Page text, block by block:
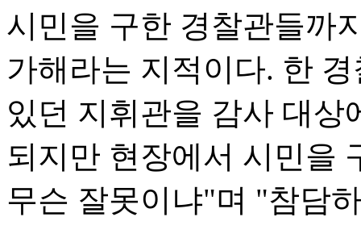
시민을 구한 경찰관들까
가해라는 지적이다. 한
있던 지휘관을 감사 대상
되지만 현장에서 시민을
무슨 잘못이냐"며 "참담